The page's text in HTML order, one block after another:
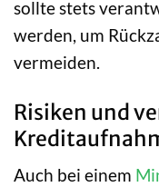
sollte stets
werden, um
vermeiden.
Risiken und
Auch bei einem